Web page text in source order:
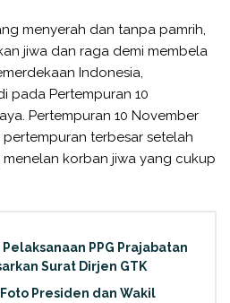
menyerah dan tanpa pamrih,
jiwa dan raga demi membela
Indonesia,
pada Pertempuran 10
Pertempuran 10 November
terbesar setelah
korban jiwa yang cukup
PPG Prajabatan
Surat Dirjen GTK
Presiden dan Wakil